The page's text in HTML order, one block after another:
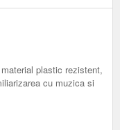
plastic rezistent,
cu muzica si